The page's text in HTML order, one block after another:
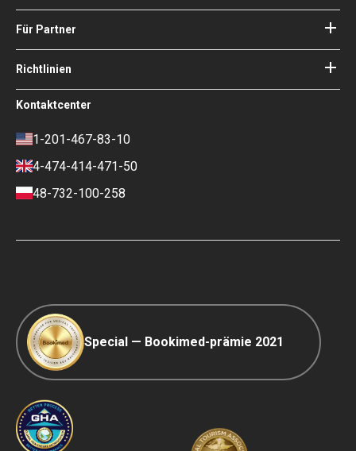
Blog
Anleitungen
Ihre Garantien
Über Bookimed
Wie es funktioniert
Unsere Ärzte
Experte des Medizinischen
Beirats von Bookimed
Soziale Auswirkungen und Medien
Karriere
Kontakte
Für Partner
Ihr Krankenhaus hinzufügen
Login für Partner
Richtlinien
Nutzungsbedingungen
Datenschutzrichtlinie
Richtlinie überprüfen
Zahlungs- und
Anzahlungsbedingungen
Kontaktcenter
1-201-467-83-10
4-474-414-471-50
48-732-100-258
Special — Bookimed-prämie 2021